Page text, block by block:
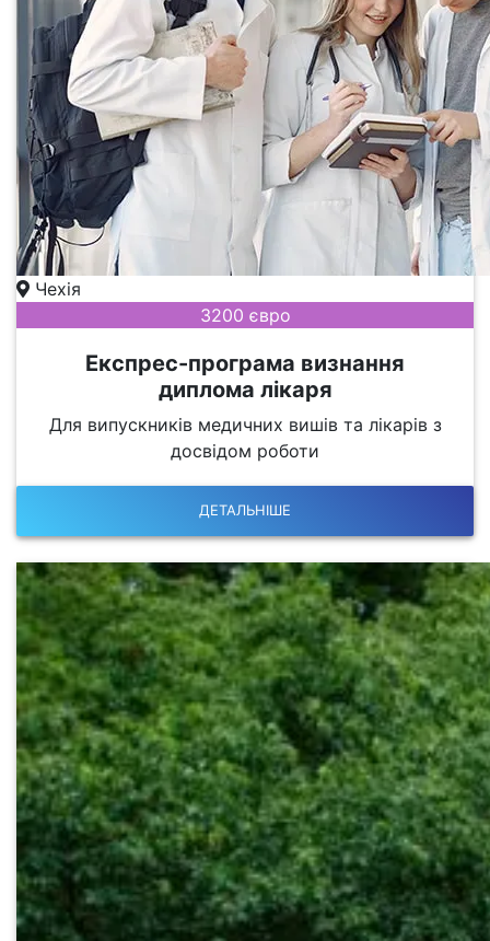
Чехія
3200 євро
Експрес-програма визнання
диплома лікаря
Для випускників медичних вишів та лікарів з
досвідом роботи
ДЕТАЛЬНІШЕ